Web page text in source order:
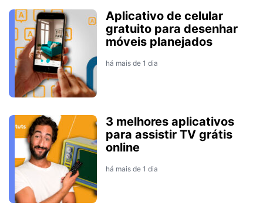
Aplicativo de celular
gratuito para desenhar
móveis planejados
há mais de 1 dia
3 melhores aplicativos
para assistir TV grátis
online
há mais de 1 dia